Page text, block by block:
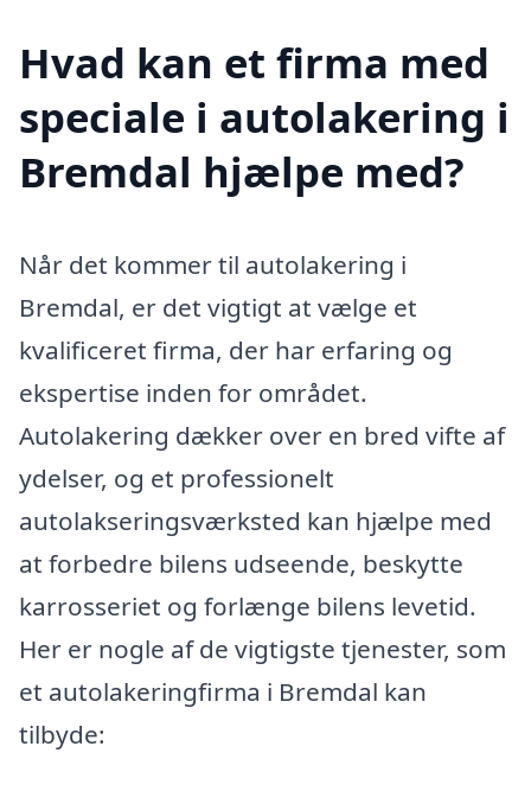
Hvad kan et firma med
speciale i autolakering i
Bremdal hjælpe med?
Når det kommer til autolakering i
Bremdal, er det vigtigt at vælge et
kvalificeret firma, der har erfaring og
ekspertise inden for området.
Autolakering dækker over en bred vifte af
ydelser, og et professionelt
autolakseringsværksted kan hjælpe med
at forbedre bilens udseende, beskytte
karrosseriet og forlænge bilens levetid.
Her er nogle af de vigtigste tjenester, som
et autolakeringfirma i Bremdal kan
tilbyde: